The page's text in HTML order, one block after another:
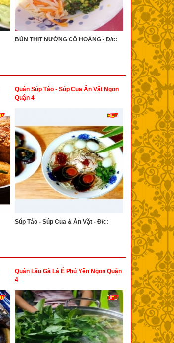
BÚN THỊT NƯỚNG CÔ HOÀNG - Đ/c:
Quán Súp Táo - Súp Cua Ăn Vặt Ngon
Quận 4
Súp Táo - Súp Cua & Ăn Vặt - Đ/c:
Quán Lẩu Gà Lá É Phú Yên Ngon Quận
4